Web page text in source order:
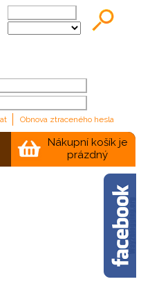
Nákupní košík je
prázdný